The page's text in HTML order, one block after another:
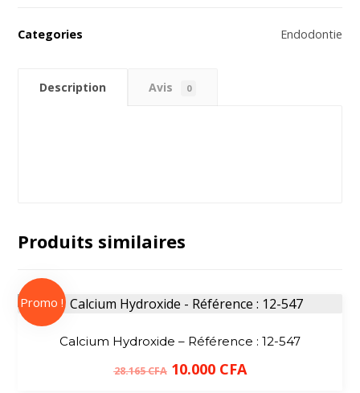
Categories Endodontie
Description Avis 0
Produits similaires
Calcium Hydroxide – Référence : 12-547
28.165CFA 10.000 CFA
Promo !